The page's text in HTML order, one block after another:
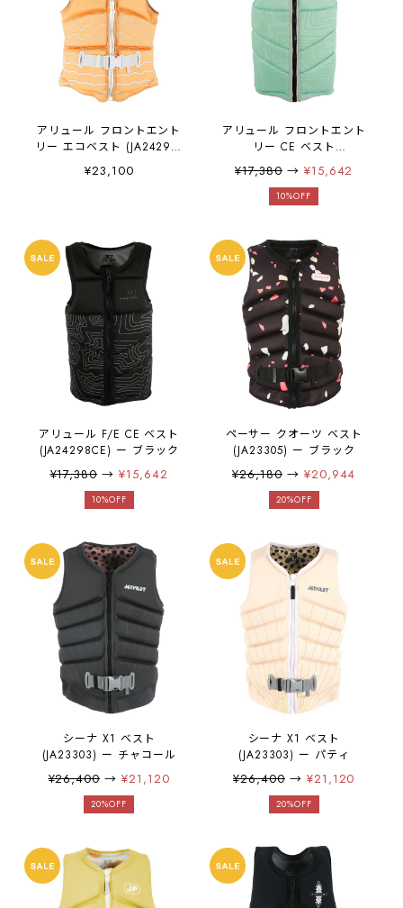
アリュール フロントエント
リー エコベスト (JA24298)
- アプリコット
¥23,100
アリュール フロントエント
リー CE ベスト
(JA24298CE) ー ミント
¥17,380→ ¥15,642
10%OFF
アリュール F/E CE ベスト
(JA24298CE) ー ブラック
¥17,380→¥15,642
10%OFF
ペーサー クオーツ ベスト
(JA23305) ー ブラック
¥26,180→ ¥20,944
20%OFF
シーナ X1 ベスト
(JA23303) ー チャコール
¥26,400→¥21,120
20%OFF
シーナ X1 ベスト
(JA23303) ー パティ
¥26,400→ ¥21,120
20%OFF